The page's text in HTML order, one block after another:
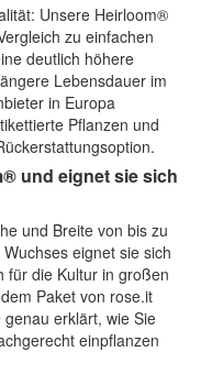
Unsere Heirloom®
zu einfachen
deutlich höhere
Lebensdauer im
in Europa
Pflanzen und
und eignet sie sich
und Breite von bis zu
eignet sie sich
für die Kultur in großen
Paket von rose.it
erklärt, wie Sie
einpflanzen